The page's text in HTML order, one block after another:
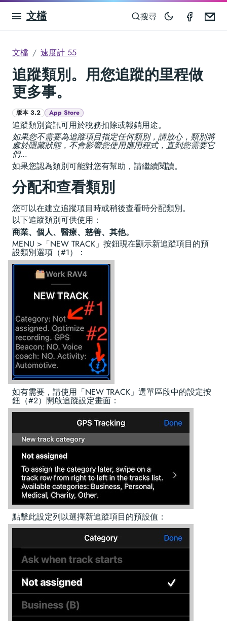
文檔 搜尋
文檔 速度計 55
追蹤類別。用您追蹤的里程做
更多事。
版本 3.2 App Store
追蹤類別資訊可用於稅務扣除或報銷用途。
如果您不需要為追蹤項目指定任何類別，請放心，類別將
處於隱藏狀態，不會影響您使用應用程式，直到您需要它
們…
如果您認為類別可能對您有幫助，請繼續閱讀。
分配和查看類別
您可以在建立追蹤項目時或稍後查看時分配類別。
以下追蹤類別可供使用：
商業、個人、醫療、慈善、其他。
MENU >「NEW TRACK」按鈕現在顯示新追蹤項目的預
設類別選項（#1）：
如有需要，請使用「NEW TRACK」選單區段中的設定按
鈕（#2）開啟追蹤設定畫面：
點擊此設定列以選擇新追蹤項目的預設值：